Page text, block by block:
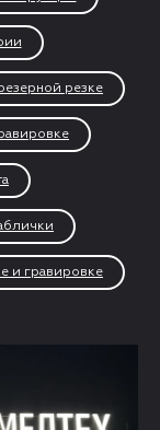
резке
и гравировке